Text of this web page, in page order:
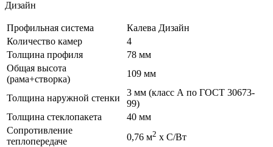
Дизайн
Профильная система
Калева Дизайн
Количество камер
4
Толщина профиля
78 мм
Общая высота
(рама+створка)
109 мм
Толщина наружной стенки
3 мм (класс А по ГОСТ 30673-
99)
Толщина стеклопакета
40 мм
Сопротивление
теплопередаче
0,76 м2 х С/Вт